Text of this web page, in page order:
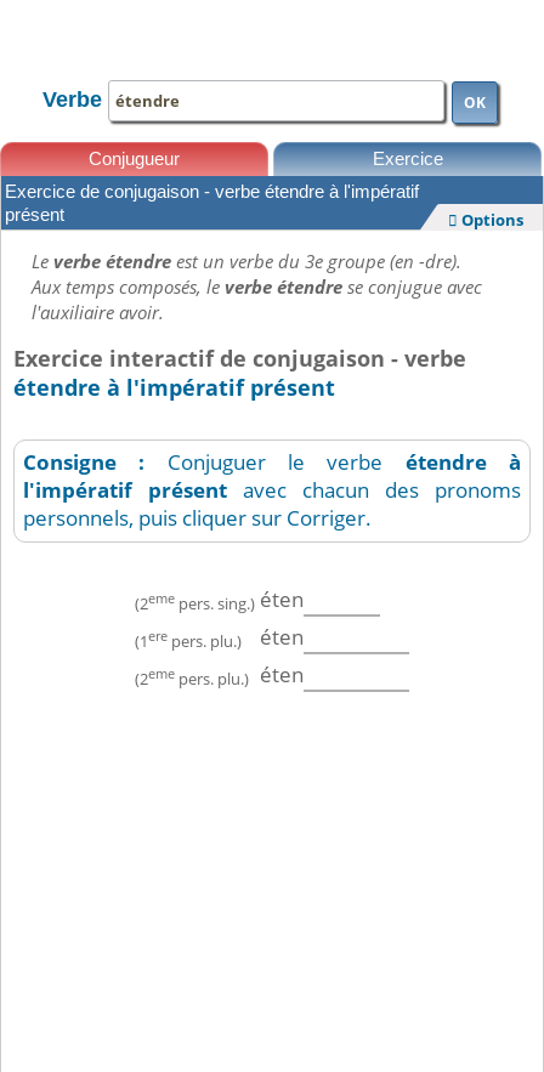
Verbe OK
Conjugueur Exercice
Leçons
Exercice de conjugaison - verbe étendre à l'impératif
présent
 Options
Leverbe étendreest un verbe du 3e groupe (en -dre).
Aux temps composés, leverbe étendrese conjugue avec
l'auxiliaire avoir.
Exercice interactif de conjugaison - verbe
étendre à l'impératif présent
Consigne : Conjuguer le verbe étendre
à
l'impératif présent avec chacun des pronoms
personnels, puis cliquer sur Corriger.
(2eme pers. sing.) éten
(1ere pers. plu.) éten
(2eme pers. plu.) éten